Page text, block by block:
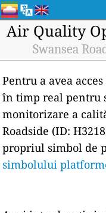
Air Quality
Swansea
Pentru a avea
în timp real pentru
monitorizare a
Roadside (ID:
propriul simbol de
simbolului